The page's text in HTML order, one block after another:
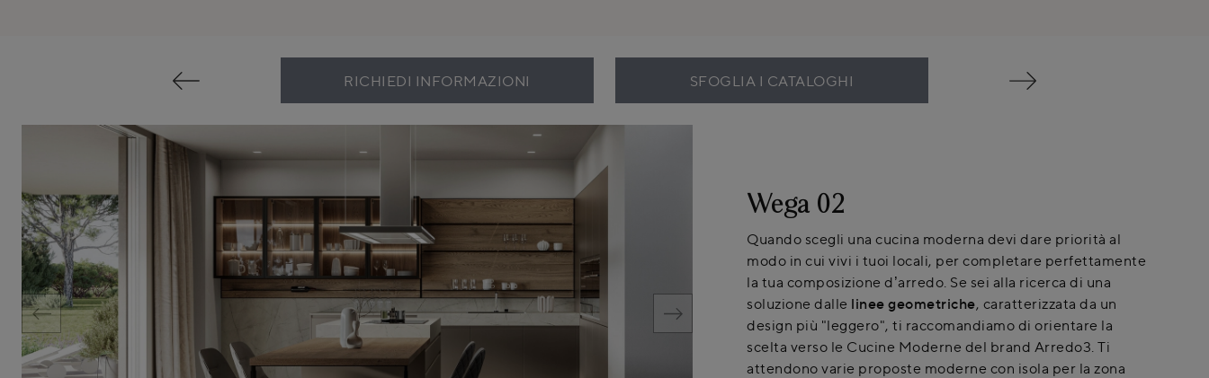
RICHIEDI INFORMAZIONI SFOGLIA I CATALOGHI
Wega 02
Quando scegli una cucina moderna devi dare priorità al
modo in cui vivi i tuoi locali, per completare perfettamente
la tua composizione d’arredo. Se sei alla ricerca di una
soluzione dalle linee geometriche, caratterizzata da un
design più "leggero", ti raccomandiamo di orientare la
scelta verso le Cucine Moderne del brand Arredo3. Ti
attendono varie proposte moderne con isola per la zona